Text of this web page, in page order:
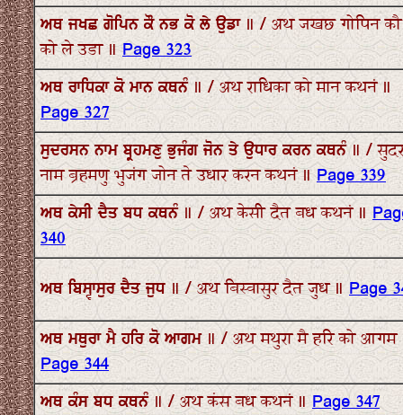
ਅਥ ਜਖਛ ਗੋਪਿਨ ਕੌ ਨਭ ਕੋ ਲੇ ਉਡਾ ॥ / अथ जखछ गोपिन
को ले उडा ॥Page 323
ਅਥ ਰਾਧਿਕਾ ਕੋ ਮਾਨ ਕਥਨੰ ॥ / अथ राधिका को मान कथनं ॥
Page 327
ਸੁਦਰਸਨ ਨਾਮ ਬ੍ਰਹਮਣੁ ਭੁਜੰਗ ਜੋਨ ਤੇ ਉਧਾਰ ਕਰਨ ਕਥਨੰ ॥ /
नाम ब्रहमणु भुजंग जोन ते उधार करन कथनं ॥Page 339
ਅਥ ਕੇਸੀ ਦੈਤ ਬਧ ਕਥਨੰ ॥ / अथ केसी दैत बध कथनं ॥
340
ਅਥ ਬਿਸ੍ਵਾਸੁਰ ਦੈਤ ਜੁਧ ॥ / अथ बिस्वासुर दैत जुध ॥Page
ਅਥ ਮਥੁਰਾ ਮੈ ਹਰਿ ਕੋ ਆਗਮ ॥ / अथ मथुरा मै हरि को आगम
Page 344
ਅਥ ਕੰਸ ਬਧ ਕਥਨੰ ॥ / अथ कंस बध कथनं ॥ Page 347